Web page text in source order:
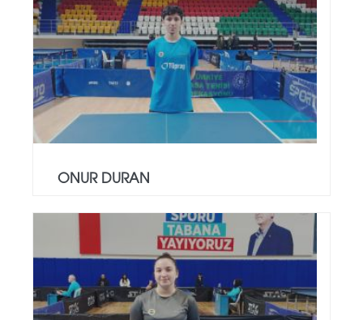
ONUR DURAN